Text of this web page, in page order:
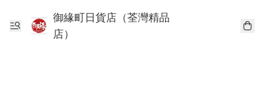
御緣町日貨店（荃灣精品
店）